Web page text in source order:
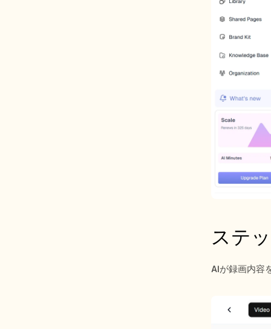
ステ
AIが録画内容